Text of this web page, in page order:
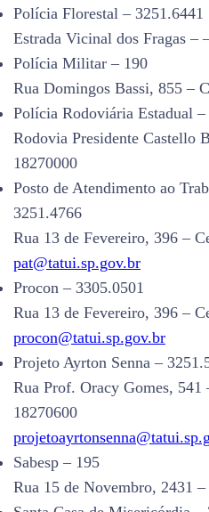
Polícia Florestal – 3251.6441
Estrada Vicinal dos Fragas –
Polícia Militar – 190
Rua Domingos Bassi, 855 –
Polícia Rodoviária Estadual
Rodovia Presidente Castello
18270000
Posto de Atendimento ao
3251.4766
Rua 13 de Fevereiro, 396 –
pat@tatui.sp.gov.br
Procon – 3305.0501
Rua 13 de Fevereiro, 396 –
procon@tatui.sp.gov.br
Projeto Ayrton Senna –
Rua Prof. Oracy Gomes,
18270600
Sabesp – 195
Rua 15 de Novembro, 2431